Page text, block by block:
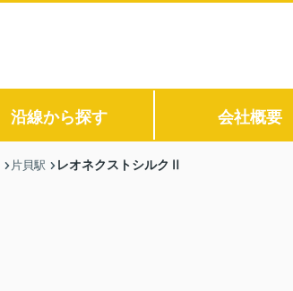
沿線から探す 会社概要
片貝駅 レオネクストシルクⅡ